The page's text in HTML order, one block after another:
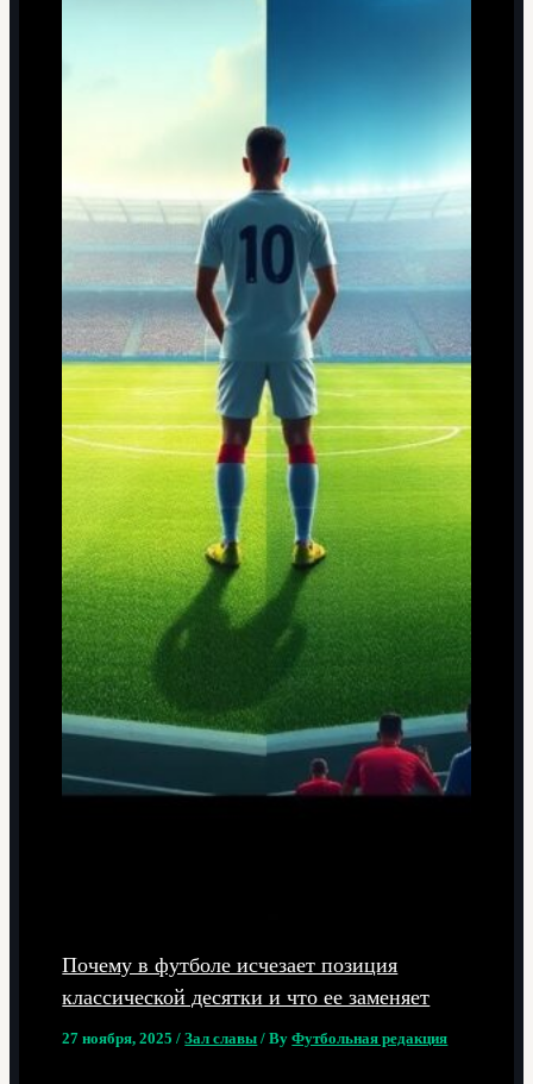
Почему в футболе исчезает позиция
классической десятки и что ее заменяет
27 ноября, 2025/Зал славы / ByФутбольная редакция